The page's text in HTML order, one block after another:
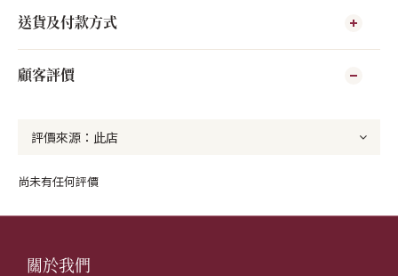
送貨及付款方式
顧客評價
尚未有任何評價
關於我們